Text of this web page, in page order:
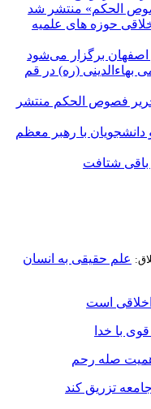
الحکم» منتشر شد
حوزه‌ های علمیه
برگزار می‌شود
بهاءالدینی (ره) در قم
فصوص الحکم منتشر
دانشجویان با رهبر معظم
شتافت
علم حقیقی به انسان
است
با خدا
صله رحم
تزریق کند